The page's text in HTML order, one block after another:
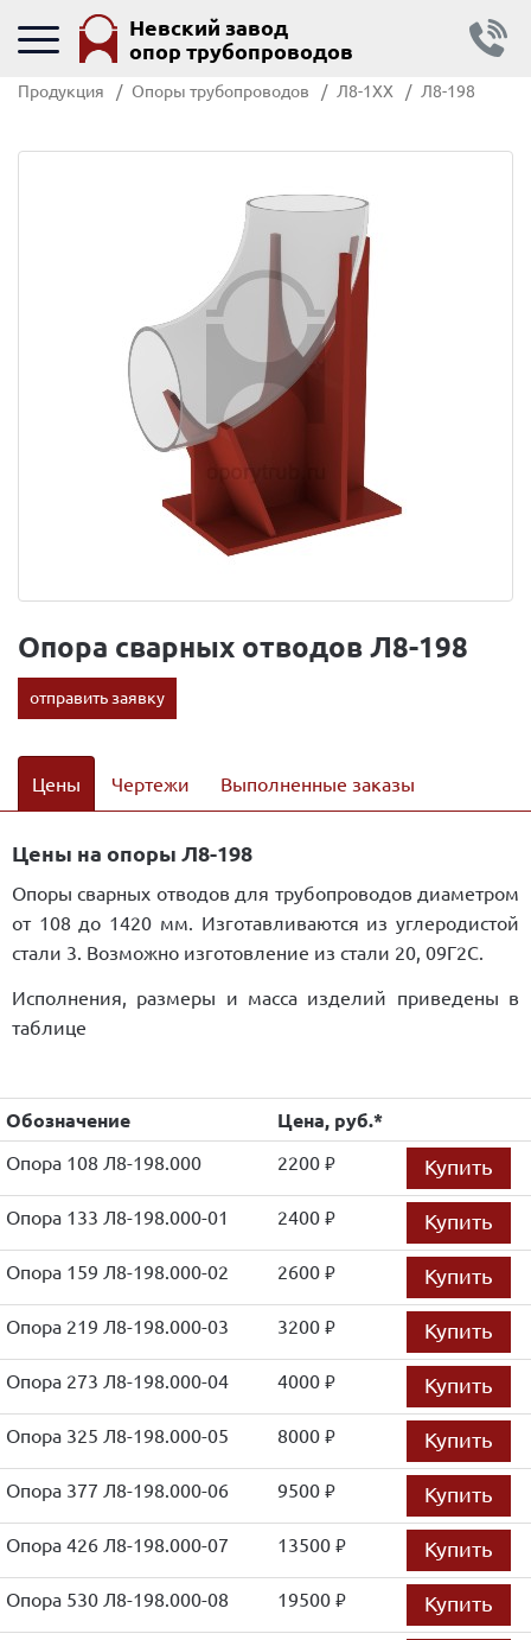
Невский завод
опор трубопроводов
Продукция Опоры трубопроводов Л8-1ХХ Л8-198
Опора сварных отводов Л8-198
отправить заявку
Цены Чертежи Выполненные заказы
Цены на опоры Л8-198
Опоры сварных отводов для трубопроводов диаметром
от 108 до 1420 мм. Изготавливаются из углеродистой
стали 3. Возможно изготовление из стали 20, 09Г2С.
Исполнения, размеры и масса изделий приведены в
таблице
Обозначение Цена, руб.*
Опора 108 Л8-198.000 2200 руб. Купить
Опора 133 Л8-198.000-01 2400 руб. Купить
Опора 159 Л8-198.000-02 2600 руб. Купить
Опора 219 Л8-198.000-03 3200 руб. Купить
Опора 273 Л8-198.000-04 4000 руб. Купить
Опора 325 Л8-198.000-05 8000 руб. Купить
Опора 377 Л8-198.000-06 9500 руб. Купить
Опора 426 Л8-198.000-07 13500 руб. Купить
Опора 530 Л8-198.000-08 19500 руб. Купить